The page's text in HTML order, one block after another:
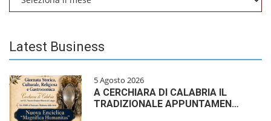
Latest Business
5 Agosto 2026
A CERCHIARA DI CALABRIA IL
TRADIZIONALE APPUNTAMEN…